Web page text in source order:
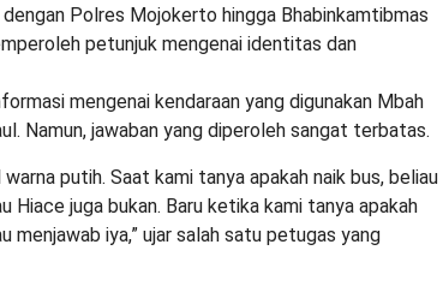
Polres Mojokerto hingga Bhabinkamtibmas
petunjuk mengenai identitas dan
mengenai kendaraan yang digunakan Mbah
Namun, jawaban yang diperoleh sangat terbatas.
putih. Saat kami tanya apakah naik bus, beliau
Hiace juga bukan. Baru ketika kami tanya apakah
menjawab iya,” ujar salah satu petugas yang